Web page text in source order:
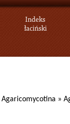
Indeks
łaciński
Agaricomycotina »